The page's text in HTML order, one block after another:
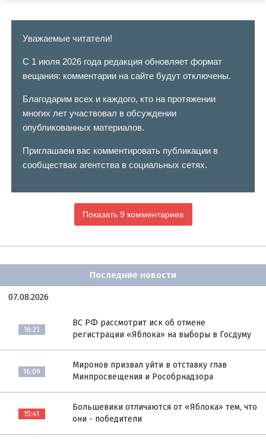
Уважаемые читатели!
С 1 июля 2026 года редакция обновляет формат
вещания: комментарии на сайте будут отключены.
Благодарим всех и каждого, кто на протяжении
многих лет участвовал в обсуждении
опубликованных материалов.
Приглашаем вас комментировать публикации в
сообществах агентства в социальных сетях.
Показать 9 комментариев
Последние новости
07.08.2026
16:21
ВС РФ рассмотрит иск об отмене
регистрации «Яблока» на выборы в Госдуму
16:09
Миронов призвал уйти в отставку глав
Минпросвещения и Рособрнадзора
15:41
Большевики отличаются от «Яблока» тем, что
они - победители